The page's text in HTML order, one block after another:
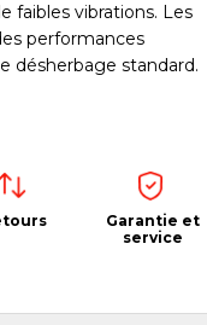
faibles vibrations. Les
performances
désherbage standard.
Garantie et
service